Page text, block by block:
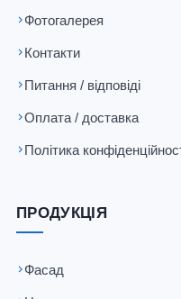
Фотогалерея
Контакти
Питання / відповіді
Оплата / доставка
Політика
ПРОДУКЦІЯ
Фасад